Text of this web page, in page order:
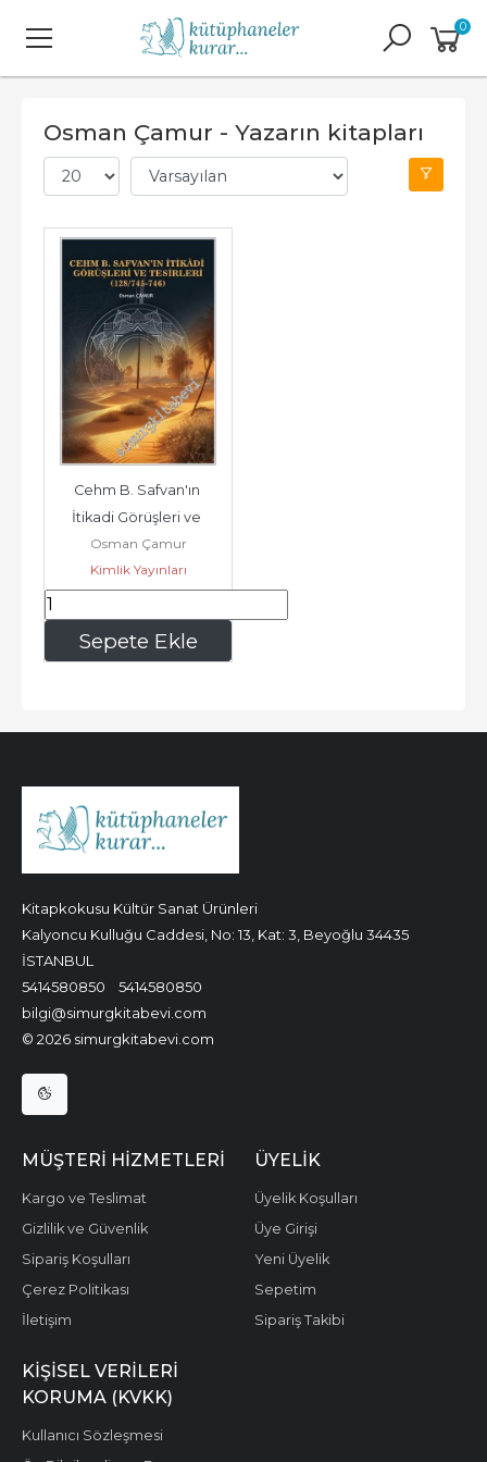
0
Osman Çamur - Yazarın kitapları
Sepete Ekle
Cehm B. Safvan'ın
İtikadi Görüşleri ve
Tesirleri (128/745-746) -
Osman Çamur
Kimlik Yayınları
300,00
Kitapkokusu Kültür Sanat Ürünleri
Kalyoncu Kulluğu Caddesi, No: 13, Kat: 3, Beyoğlu 34435
İSTANBUL
5414580850
5414580850
bilgi@simurgkitabevi.com
© 2026 simurgkitabevi.com
MÜŞTERI HIZMETLERI
Kargo ve Teslimat
Gizlilik ve Güvenlik
Sipariş Koşulları
Çerez Politikası
İletişim
ÜYELIK
Üyelik Koşulları
Üye Girişi
Yeni Üyelik
Sepetim
Sipariş Takibi
KIŞISEL VERILERI
KORUMA (KVKK)
Kullanıcı Sözleşmesi